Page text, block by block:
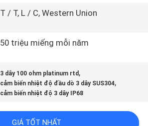
T / T, L / C, Western Union
50 triệu miếng mỗi năm
3 dây 100 ohm platinum rtd ,
cảm biến nhiệt độ đầu dò 3 dây SUS304,
cảm biến nhiệt độ 3 dây IP68
GIÁ TỐT NHẤT